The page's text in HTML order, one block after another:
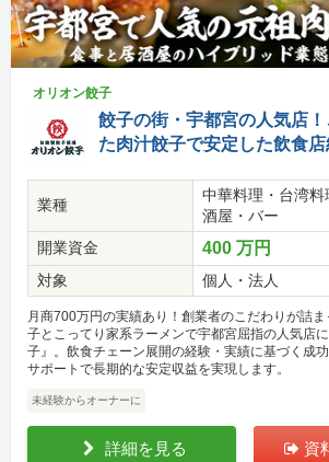
オリオン餃子
餃子の街・宇都宮の人気店
た肉汁餃子で安定した飲食
業種
中華料理・台湾
酒屋・バー
開業資金
400 万円
対象 個人・法人
月商700万円の実績あり！創業者のこだわりが詰
子とこってり家系ラーメンで宇都宮屈指の人気店
子』。飲食チェーン展開の経験・実績に基づく成
サポートで長期的な安定収益を実現します。
未経験からオーナーに
詳細を見る 資